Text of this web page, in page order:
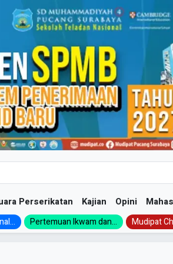
Perserikatan Kajian Opini
Pertemuan Ikwam dan... Mudipat